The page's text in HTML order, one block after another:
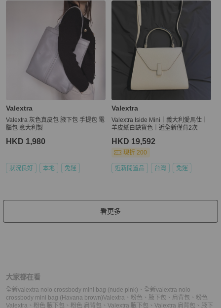
Valextra
Valextra 灰色真皮包 腋下包 手提包 電
腦包 意大利製
HKD 1,980
狀況良好 本地 免運
Valextra
Valextra Iside Mini｜義大利愛馬仕｜
羊皮紙白缺貨色｜近全新僅背2次
HKD 19,592
現折 200
近新閒置品 台灣 免運
看更多
大家都在看
全新valextra nolo crossbody mini bag (nude pink) 、 全新valextra nolo
crossbody mini bag (Havana brown)Valextra 、 粉色 、 腋下包 、 肩背包 、 粉色
Valextra 、 粉色 腋下包 、 粉色 肩背包 、 Valextra 腋下包 、 Valextra 肩背包 、 腋下